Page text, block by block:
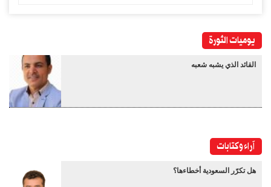
يوميات الثورة
القائد الذي يشبه شعبه
آراء وكتابات
هل تكرّر السعودية أخطاءها؟